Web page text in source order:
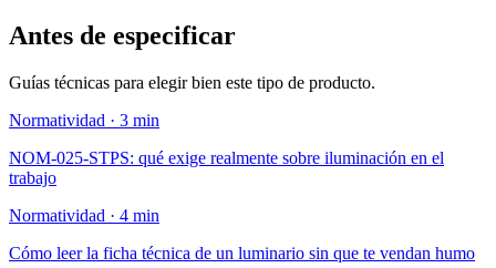
Antes de especificar
Guías técnicas para elegir bien este tipo de producto.
Normatividad · 3 min
NOM-025-STPS: qué exige realmente sobre iluminación en el
trabajo
Normatividad · 4 min
Cómo leer la ficha técnica de un luminario sin que te vendan humo